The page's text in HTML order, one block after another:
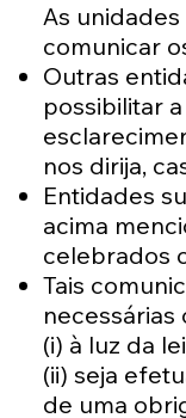
As
comunicar
Outras
possibilitar
nos dirija,
Entidades
acima
celebrados
Tais
necessárias
(i) à luz da
(ii) seja
de uma